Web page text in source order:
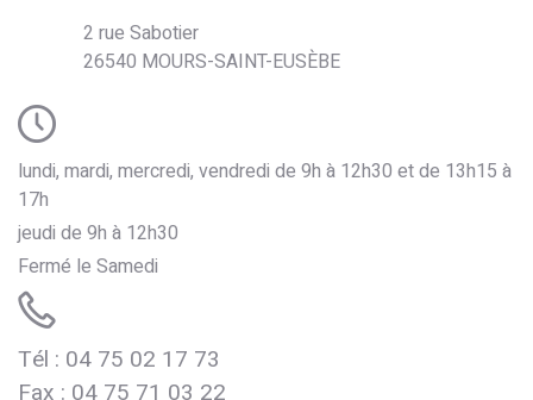
2 rue Sabotier
26540 MOURS-SAINT-EUSÈBE
lundi, mardi, mercredi, vendredi de 9h à 12h30 et de 13h15 à
17h
jeudi de 9h à 12h30
Fermé le Samedi
Tél : 04 75 02 17 73